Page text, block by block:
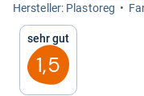
von
Sternen
Her­stel­ler: Plastoreg
Sehr gut
1,5